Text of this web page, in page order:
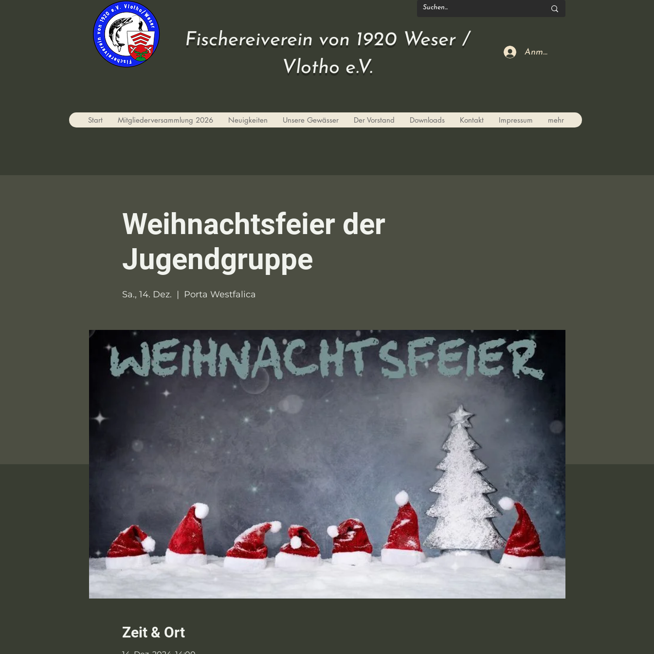
Fischereiverein von 1920 Weser /
Vlotho e.V.
Anmelden
Start Mitgliederversammlung 2026 Neuigkeiten Unsere Gewässer Der Vorstand Downloads Kontakt Impressum mehr
Weihnachtsfeier der
Jugendgruppe
Sa., 14. Dez.
  |
Porta Westfalica
Zeit & Ort